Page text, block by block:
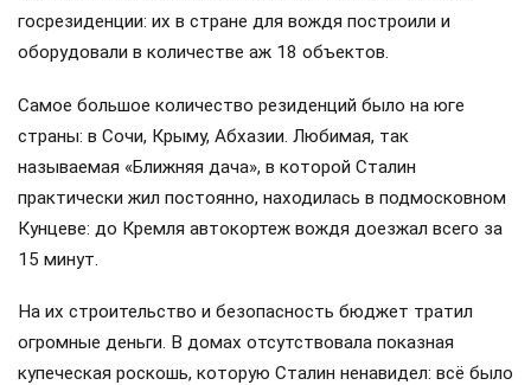
госрезиденции: их в стране для вождя построили и
оборудовали в количестве аж 18 объектов.
Самое большое количество резиденций было на юге
страны: в Сочи, Крыму, Абхазии. Любимая, так
называемая «Ближняя дача», в которой Сталин
практически жил постоянно, находилась в подмосковном
Кунцеве: до Кремля автокортеж вождя доезжал всего за
15 минут.
На их строительство и безопасность бюджет тратил
огромные деньги. В домах отсутствовала показная
купеческая роскошь, которую Сталин ненавидел: всё было